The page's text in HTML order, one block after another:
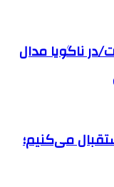
ناگویا مدال
می‌کنیم؛